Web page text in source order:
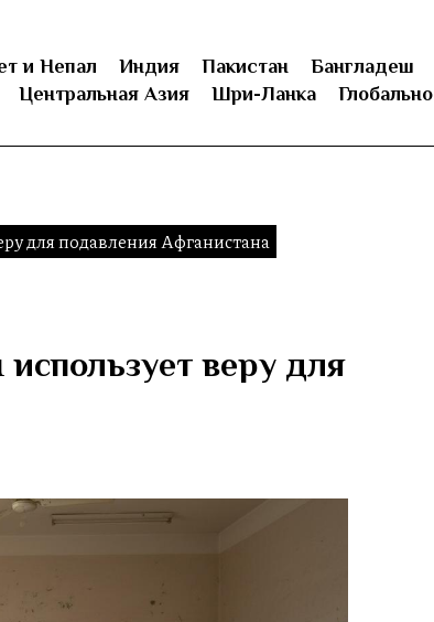
и Непал Индия Пакистан Бангладеш
Центральная Азия Шри-Ланка Глобально
для подавления Афганистана
веру для